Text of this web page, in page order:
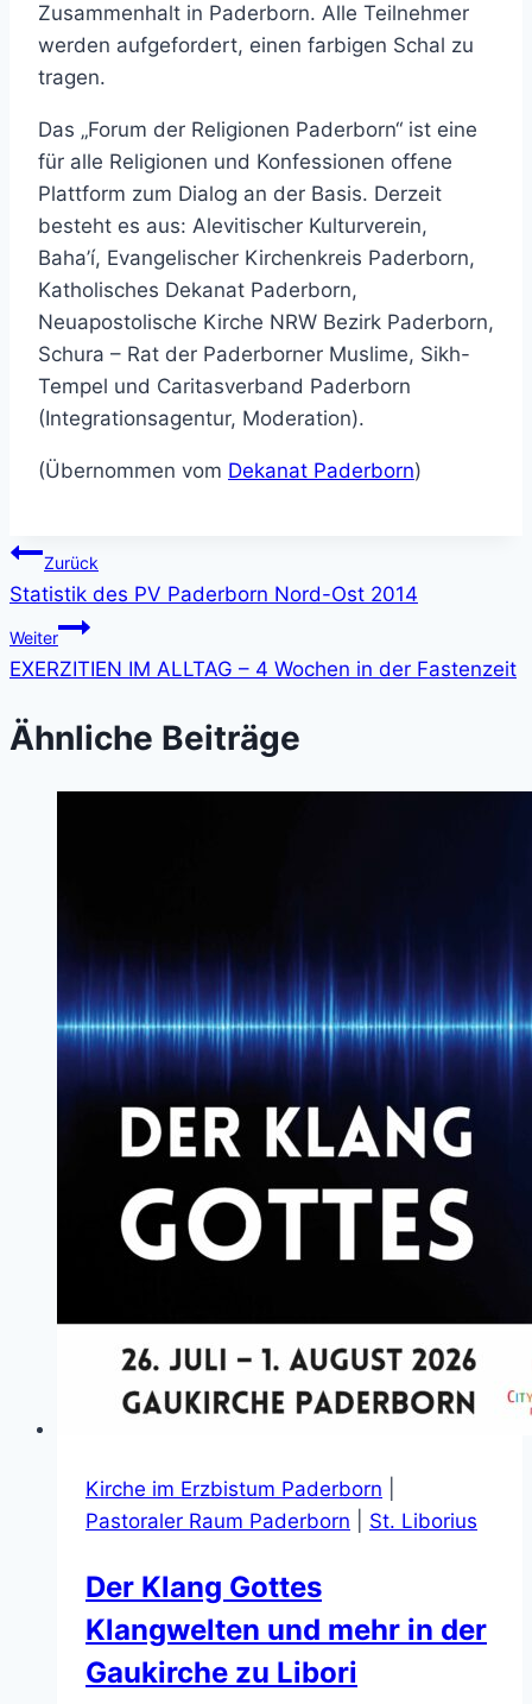
Zusammenhalt in Paderborn. Alle Teilnehmer
werden aufgefordert, einen farbigen Schal zu
tragen.
Das „Forum der Religionen Paderborn“ ist eine
für alle Religionen und Konfessionen offene
Plattform zum Dialog an der Basis. Derzeit
besteht es aus: Alevitischer Kulturverein,
Baha’í, Evangelischer Kirchenkreis Paderborn,
Katholisches Dekanat Paderborn,
Neuapostolische Kirche NRW Bezirk Paderborn,
Schura – Rat der Paderborner Muslime, Sikh-
Tempel und Caritasverband Paderborn
(Integrationsagentur, Moderation).
(Übernommen vom Dekanat Paderborn)
Beitragsnavigation
Zurück
Statistik des PV Paderborn Nord-Ost 2014
Weiter
EXERZITIEN IM ALLTAG – 4 Wochen in der Fastenzeit
Ähnliche Beiträge
Kirche im Erzbistum Paderborn
Pastoraler Raum Paderborn
St. Liborius
Der Klang Gottes
Klangwelten und mehr in der
Gaukirche zu Libori